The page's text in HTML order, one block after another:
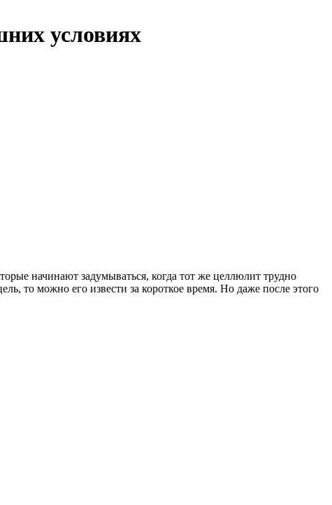
условиях
начинают задумываться, когда тот же целлюлит трудно
то можно его извести за короткое время. Но даже после этого